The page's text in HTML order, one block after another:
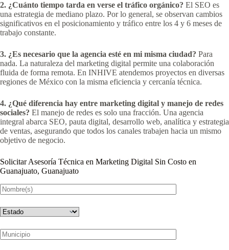
2. ¿Cuánto tiempo tarda en verse el tráfico orgánico? El SEO es
una estrategia de mediano plazo. Por lo general, se observan cambios
significativos en el posicionamiento y tráfico entre los 4 y 6 meses de
trabajo constante.
3. ¿Es necesario que la agencia esté en mi misma ciudad? Para
nada. La naturaleza del marketing digital permite una colaboración
fluida de forma remota. En INHIVE atendemos proyectos en diversas
regiones de México con la misma eficiencia y cercanía técnica.
4. ¿Qué diferencia hay entre marketing digital y manejo de redes
sociales? El manejo de redes es solo una fracción. Una agencia
integral abarca SEO, pauta digital, desarrollo web, analítica y estrategia
de ventas, asegurando que todos los canales trabajen hacia un mismo
objetivo de negocio.
Solicitar Asesoría Técnica en Marketing Digital Sin Costo en
Guanajuato, Guanajuato